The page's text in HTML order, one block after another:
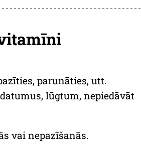
parunāties, utt.
lūgtum, nepiedāvāt
vai nepazīšanās.